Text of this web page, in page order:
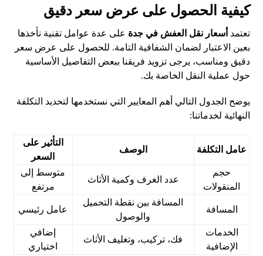
كيفية الحصول على عرض سعر دقيق
تعتمد أسعار نقل العفش في جدة على عدة عوامل تقنية نأخذها
بعين الاعتبار لضمان الشفافية التامة. للحصول على عرض سعر
دقيق ومناسب، يرجى تزويد فريقنا ببعض التفاصيل الأساسية
حول عملية النقل الخاصة بك.
يوضح الجدول التالي أهم المعايير التي نستخدمها لتحديد التكلفة
النهائية لخدماتنا:
عامل التكلفة الوصف
التأثير على
السعر
حجم
المنقولات
عدد الغرف وكمية الأثاث
متوسط إلى
مرتفع
المسافة
المسافة بين نقطة التحميل
والوصول
عامل رئيسي
الخدمات
الإضافية
فك، تركيب، وتغليف الأثاث
إضافي
اختياري